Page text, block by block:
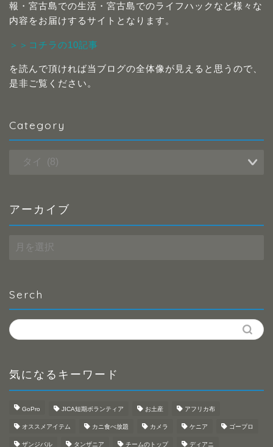
報・宮古島での生活・宮古島でのライフハックなど様々な
内容をお届けするサイトとなります。
＞＞コチラの10記事
を読んで頂ければ当ブログの全体像が見えると思うので、
是非ご覧ください。
Category
アーカイブ
ー
ブ
Serch
気になるキーワード
GoPro JICA短期ボランティア お土産 アフリカ布
オススメアイテム カニ食べ放題 カメラ ケニア ゴープロ
ザンジバル タンザニア チームのトップ ディアニ